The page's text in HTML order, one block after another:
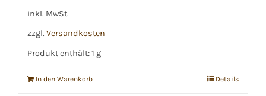
inkl. MwSt.
zzgl. Versandkosten
Produkt enthält: 1 g
In den Warenkorb Details